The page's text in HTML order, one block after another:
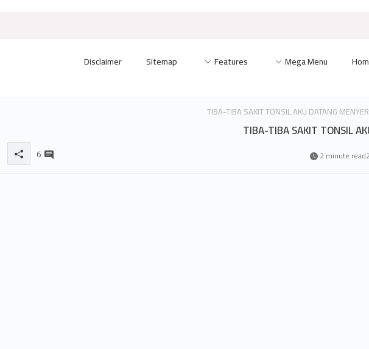
Mega Menu
Features
Sitemap
Disclaimer
TIBA-TIBA SAKIT TONSIL
2 minute read
6